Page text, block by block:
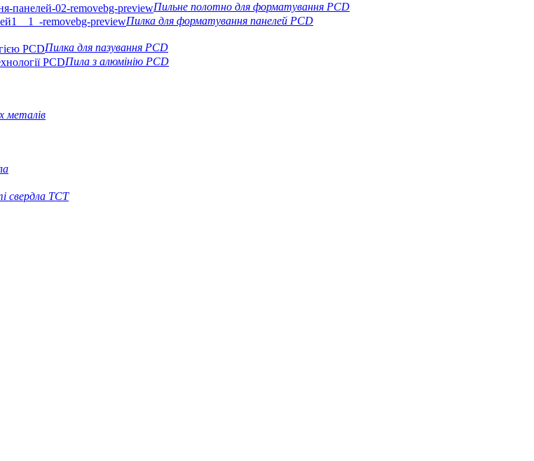
Пильне полотно для форматування PCD
Пилка для форматування панелей PCD
Пилка для пазування PCD
Пила з алюмінію PCD
металів
свердла TCT